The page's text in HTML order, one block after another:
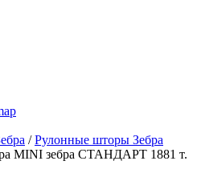
/ Рулонные шторы Зебра
MINI зебра СТАНДАРТ 1881 т.